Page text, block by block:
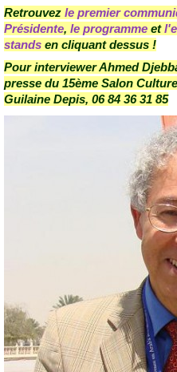
Retrouvez le premier
Présidente, le programme et
stands en cliquant dessus !
Pour interviewer Ahmed
presse du 15ème Salon
Guilaine Depis, 06 84 36 31 85